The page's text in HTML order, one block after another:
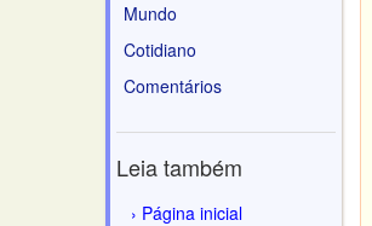
Mundo
Cotidiano
Comentários
Leia também
Página inicial